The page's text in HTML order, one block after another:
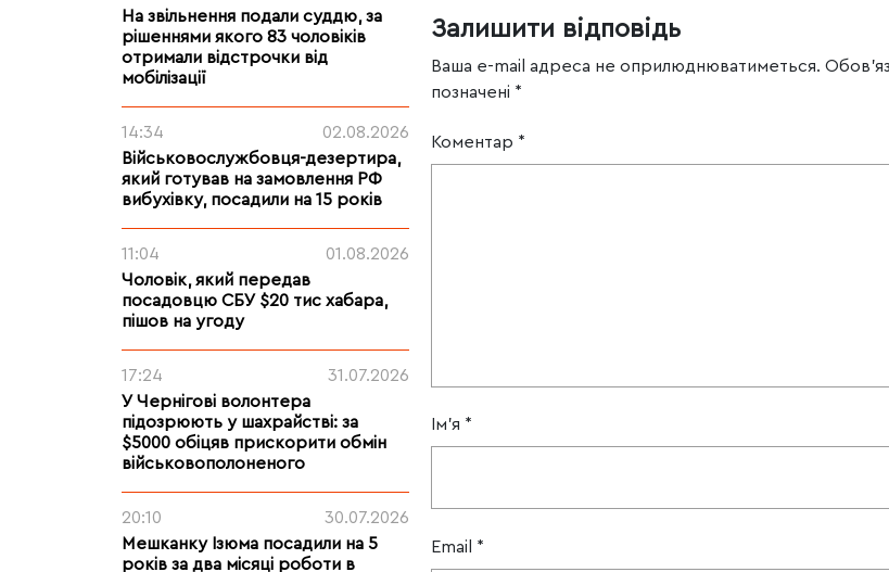
На звільнення подали суддю, за
рішеннями якого 83 чоловіків
отримали відстрочки від
мобілізації
14:34
02.08.2026
Військовослужбовця-дезертира,
який готував на замовлення РФ
вибухівку, посадили на 15 років
11:04
01.08.2026
Чоловік, який передав
посадовцю СБУ $20 тис хабара,
пішов на угоду
17:24
31.07.2026
У Чернігові волонтера
підозрюють у шахрайстві: за
$5000 обіцяв прискорити обмін
військовополоненого
20:10
30.07.2026
Мешканку Ізюма посадили на 5
років за два місяці роботи в
Залишити відповідь
Ваша e-mail адреса не оприлюднюватиметься.
позначені *
Коментар *
Ім'я *
Email *